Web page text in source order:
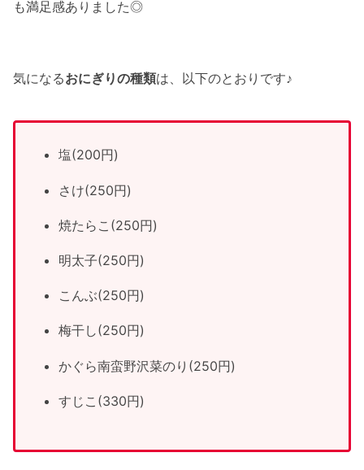
も満足感ありました◎
気になるおにぎりの種類は、以下のとおりです♪
塩(200円)
さけ(250円)
焼たらこ(250円)
明太子(250円)
こんぶ(250円)
梅干し(250円)
かぐら南蛮野沢菜のり(250円)
すじこ(330円)